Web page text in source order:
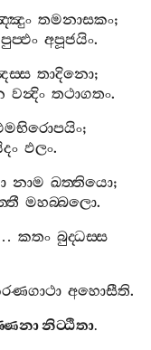
තමනාසකං;
අපූජයිං.
තාදිනො;
වන්‍දිං තථාගතං.
;
ඵලං.
නාම ඛත‍්තියො;
මහබ‍්බලො.
කතං බුද‍්ධස‍්ස
අහොසීති.
නිට‍්ඨිතා.